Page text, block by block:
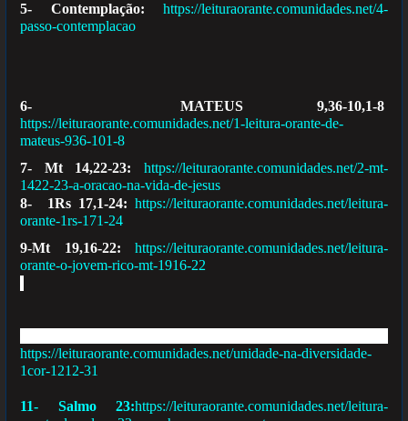
5- Contemplação:
https://leituraorante.comunidades.net/4-
passo-contemplacao
6- MATEUS 9,36-10,1-8
https://leituraorante.comunidades.net/1-leitura-orante-de-
mateus-936-101-8
7- Mt 14,22-23:
https://leituraorante.comunidades.net/2-mt-
1422-23-a-oracao-na-vida-de-jesus
8- 1Rs 17,1-24: https://leituraorante.comunidades.net/leitura-
orante-1rs-171-24
9-Mt 19,16-22:
https://leituraorante.comunidades.net/leitura-
orante-o-jovem-rico-mt-1916-22
https://leituraorante.comunidades.net/unidade-na-diversidade-
1cor-1212-31
11- Salmo 23:https://leituraorante.comunidades.net/leitura-